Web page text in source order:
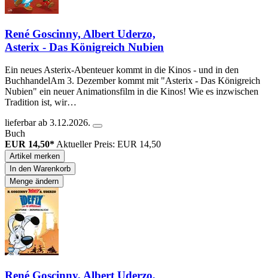
René Goscinny, Albert Uderzo,
Asterix - Das Königreich Nubien
Ein neues Asterix-Abenteuer kommt in die Kinos - und in den
BuchhandelAm 3. Dezember kommt mit "Asterix - Das Königreich
Nubien" ein neuer Animationsfilm in die Kinos! Wie es inzwischen
Tradition ist, wir…
lieferbar ab 3.12.2026.
Buch
EUR 14,50* Aktueller Preis: EUR 14,50
Artikel merken
In den Warenkorb
Menge ändern
René Goscinny, Albert Uderzo,